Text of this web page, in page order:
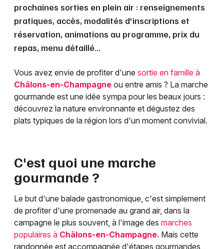
prochaines sorties en plein air : renseignements
pratiques, accès, modalités d'inscriptions et
réservation, animations au programme, prix du
repas, menu détaillé...
Vous avez envie de profiter d'une sortie en famille à
Châlons-en-Champagne ou entre amis ? La marche
gourmande est une idée sympa pour les beaux jours :
découvrez la nature environnante et dégustez des
plats typiques de la région lors d'un moment convivial.
C'est quoi une marche
gourmande ?
Le but d'une balade gastronomique, c'est simplement
de profiter d'une promenade au grand air, dans la
campagne le plus souvent, à l'image des marches
populaires à Châlons-en-Champagne. Mais cette
randonnée est accompagnée d'étapes gourmandes